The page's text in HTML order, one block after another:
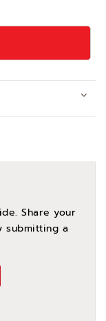
Share your
submitting a